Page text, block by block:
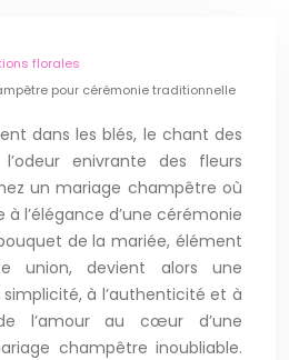
florales
pour cérémonie traditionnelle
dans les blés, le chant des
enivrante des fleurs
un mariage champêtre où
l’élégance d’une cérémonie
de la mariée, élément
union, devient alors une
à l’authenticité et à
l’amour au cœur d’une
champêtre inoubliable.